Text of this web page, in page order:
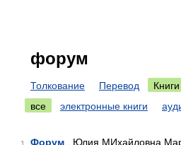
форум
Толкование Перевод
Книги
все
электронные книги
Форум , Юлия МИхайловна